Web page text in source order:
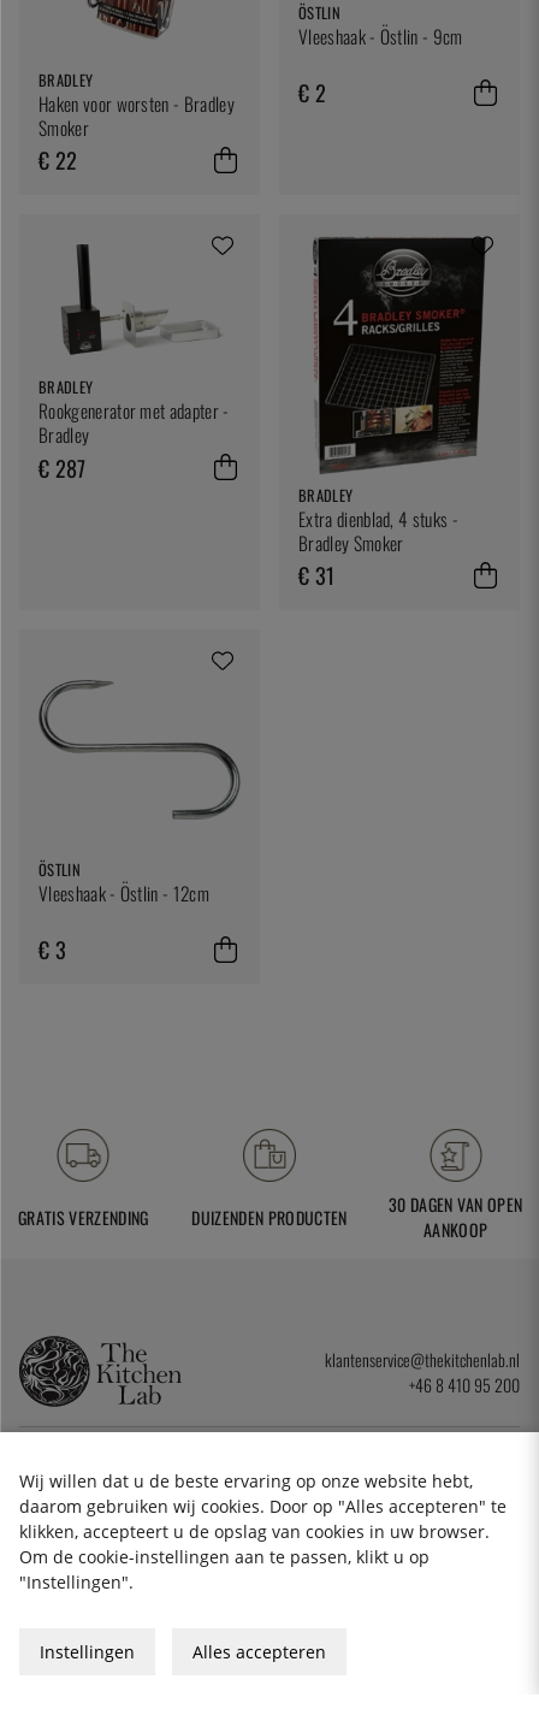
BRADLEY
Haken voor worsten - Bradley
Smoker
€ 22
ÖSTLIN
Vleeshaak - Östlin - 9cm
€ 2
BRADLEY
Rookgenerator met adapter -
Bradley
€ 287
BRADLEY
Extra dienblad, 4 stuks -
Bradley Smoker
€ 31
ÖSTLIN
Vleeshaak - Östlin - 12cm
€ 3
GRATIS VERZENDING DUIZENDEN PRODUCTEN
30 DAGEN VAN OPEN
AANKOOP
klantenservice@thekitchenlab.nl
+46 8 410 95 200
NIEUWSBRIEF
Cookies
Privacybeleid
Wij willen dat u de beste ervaring op onze website hebt,
daarom gebruiken wij cookies. Door op "Alles accepteren" te
klikken, accepteert u de opslag van cookies in uw browser.
Om de cookie-instellingen aan te passen, klikt u op
"Instellingen".
Instellingen Alles accepteren